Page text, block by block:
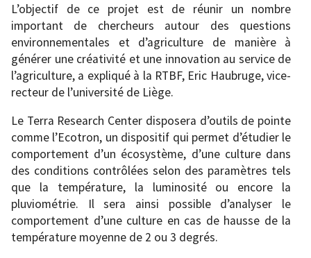
L’objectif de ce projet est de réunir un nombre
important de chercheurs autour des questions
environnementales et d’agriculture de manière à
générer une créativité et une innovation au service de
l’agriculture, a expliqué à la RTBF, Eric Haubruge, vice-
recteur de l’université de Liège.
Le Terra Research Center disposera d’outils de pointe
comme l’Ecotron, un dispositif qui permet d’étudier le
comportement d’un écosystème, d’une culture dans
des conditions contrôlées selon des paramètres tels
que la température, la luminosité ou encore la
pluviométrie. Il sera ainsi possible d’analyser le
comportement d’une culture en cas de hausse de la
température moyenne de 2 ou 3 degrés.